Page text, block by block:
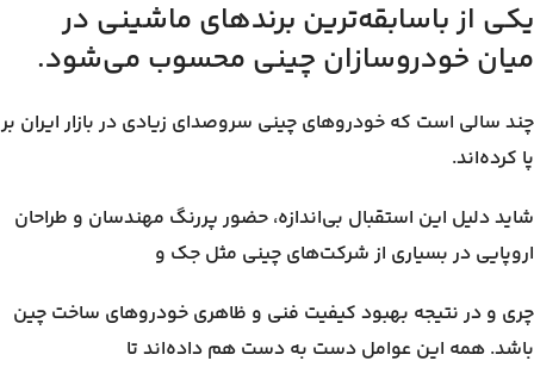
یکی از باسابقه‌ترین برندهای ماشینی در
میان خودروسازان چینی محسوب می‌شود.
چند سالی است که خودروهای چینی سروصدای زیادی در بازار ایران بر
پا کرده‌اند.
شاید دلیل این استقبال بی‌اندازه، حضور پررنگ مهندسان و طراحان
اروپایی در بسیاری از شرکت‌های چینی مثل جک و
چری و در نتیجه بهبود کیفیت فنی و ظاهری خودروهای ساخت چین
باشد. همه این عوامل دست به دست هم داده‌اند تا